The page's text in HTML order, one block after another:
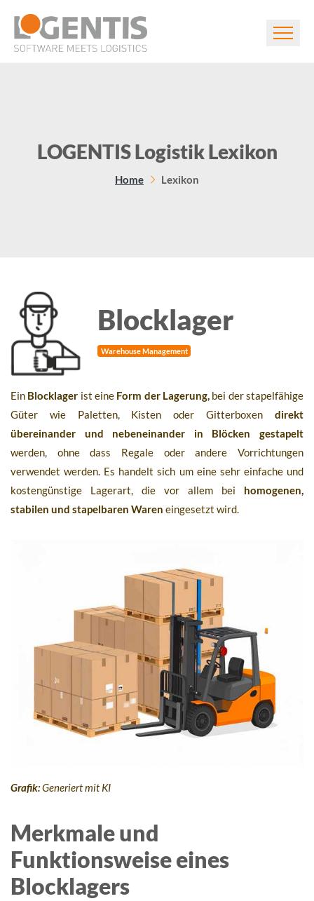
LOGENTIS Logistik Lexikon
Home Lexikon
Blocklager
Warehouse Management
Ein Blocklager ist eine Form der Lagerung, bei der stapelfähige
Güter wie Paletten, Kisten oder Gitterboxen direkt
übereinander und nebeneinander in Blöcken gestapelt
werden, ohne dass Regale oder andere Vorrichtungen
verwendet werden. Es handelt sich um eine sehr einfache und
kostengünstige Lagerart, die vor allem bei homogenen,
stabilen und stapelbaren Waren eingesetzt wird.
Grafik:Generiert mit KI
Merkmale und
Funktionsweise eines
Blocklagers